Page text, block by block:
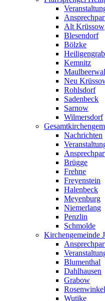
Alt Krüssow
Blesendorf
Bölzke
Kemnitz
Neu
Rohlsdorf
Sadenbeck
Sarnow
Wilmersdorf
Nachrichten
Brügge
Frehne
Freyenstein
Halenbeck
Meyenburg
Niemerlang
Penzlin
Schmolde
Kirchengemeinde
Blumenthal
Dahlhausen
Grabow
Rosenwinkel
Wutike